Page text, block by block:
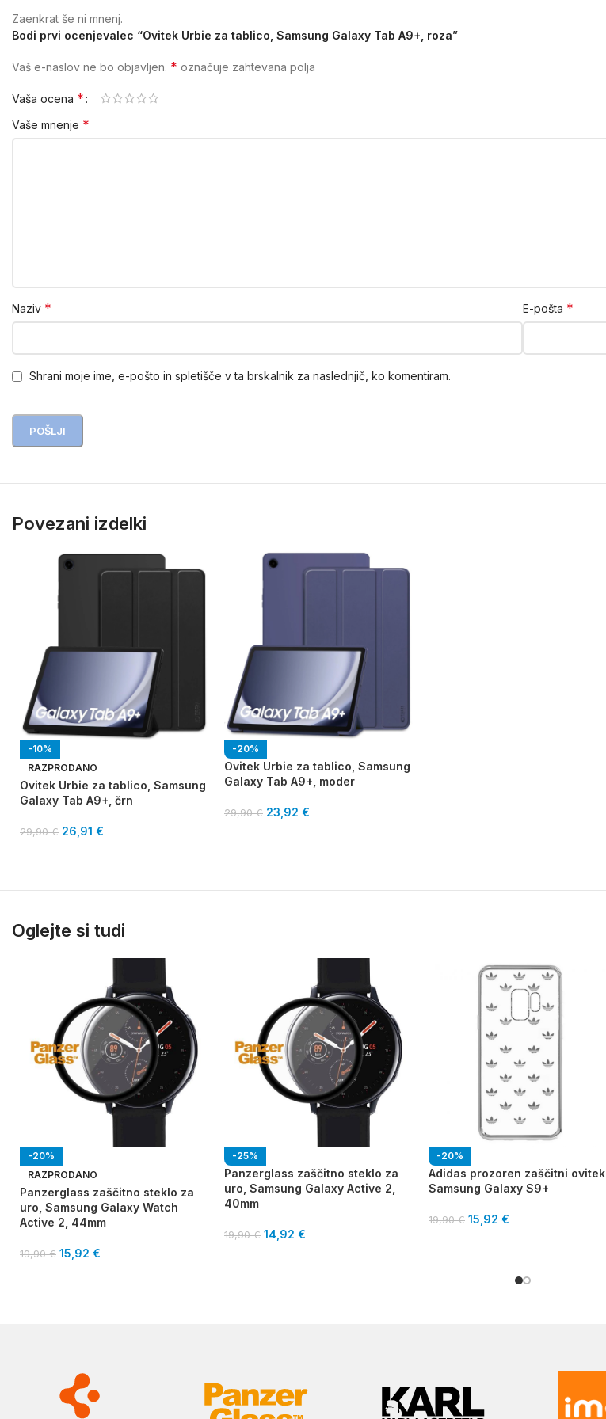
Zaenkrat še ni mnenj.
Bodi prvi ocenjevalec “Ovitek Urbie za tablico, Samsung Galaxy Tab A9+, roza”
Vaš e-naslov ne bo objavljen. * označuje zahtevana polja
Vaša ocena *
Vaše mnenje *
Naziv * E-pošta *
Shrani moje ime, e-pošto in spletišče v ta brskalnik za naslednjič, ko komentiram.
Povezani izdelki
-10%
RAZPRODANO
Ovitek Urbie za tablico, Samsung
Galaxy Tab A9+, črn
29,90€ 26,91 €
-20%
Ovitek Urbie za tablico, Samsung
Galaxy Tab A9+, moder
29,90€ 23,92 €
Oglejte si tudi
-20%
RAZPRODANO
Panzerglass zaščitno steklo za
uro, Samsung Galaxy Watch
Active 2, 44mm
19,90€ 15,92 €
-25%
Panzerglass zaščitno steklo za
uro, Samsung Galaxy Active 2,
40mm
19,90€ 14,92 €
-20%
Adidas prozoren zaščitni ovitek
Samsung Galaxy S9+
19,90€ 15,92 €